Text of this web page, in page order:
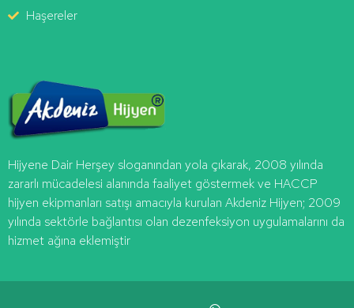
Hijyene Dair Herşey sloganından yola çıkarak, 2008 yılında
zararlı mücadelesi alanında faaliyet göstermek ve HACCP
hijyen ekipmanları satışı amacıyla kurulan Akdeniz Hijyen; 2009
yılında sektörle bağlantısı olan dezenfeksiyon uygulamalarını da
hizmet ağına eklemiştir
Haşereler